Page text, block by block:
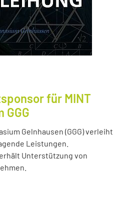
für MINT
Gelnhausen (GGG) verleiht
Leistungen.
Unterstützung von